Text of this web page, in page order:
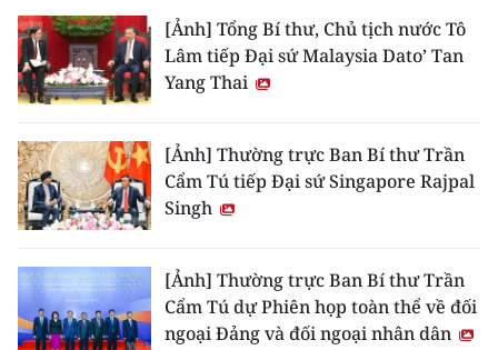
[Ảnh] Tổng Bí thư, Chủ tịch nước Tô
Lâm tiếp Đại sứ Malaysia Dato’ Tan
Yang Thai
[Ảnh] Thường trực Ban Bí thư Trần
Cẩm Tú tiếp Đại sứ Singapore Rajpal
Singh
[Ảnh] Thường trực Ban Bí thư Trần
Cẩm Tú dự Phiên họp toàn thể về đối
ngoại Đảng và đối ngoại nhân dân